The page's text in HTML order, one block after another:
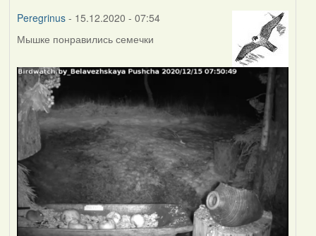
Peregrinus- 15.12.2020 - 07:54
Мышке понравились семечки